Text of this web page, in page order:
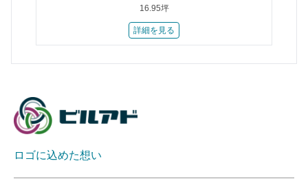
16.95坪
詳細を見る
ロゴに込めた想い